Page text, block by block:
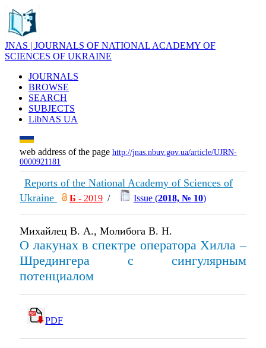
JNAS | JOURNALS OF NATIONAL ACADEMY OF
SCIENCES OF UKRAINE
JOURNALS
BROWSE
SEARCH
SUBJECTS
LibNAS UA
web address of the page http://jnas.nbuv.gov.ua/article/UJRN-
0000921181
Reports of the National Academy of Sciences of
Ukraine
Б - 2019 / Issue (2018, № 10)
Михайлец В. А., Молибога В. Н.
О лакунах в спектре оператора Хилла –
Шредингера с сингулярным
потенциалом
PDF